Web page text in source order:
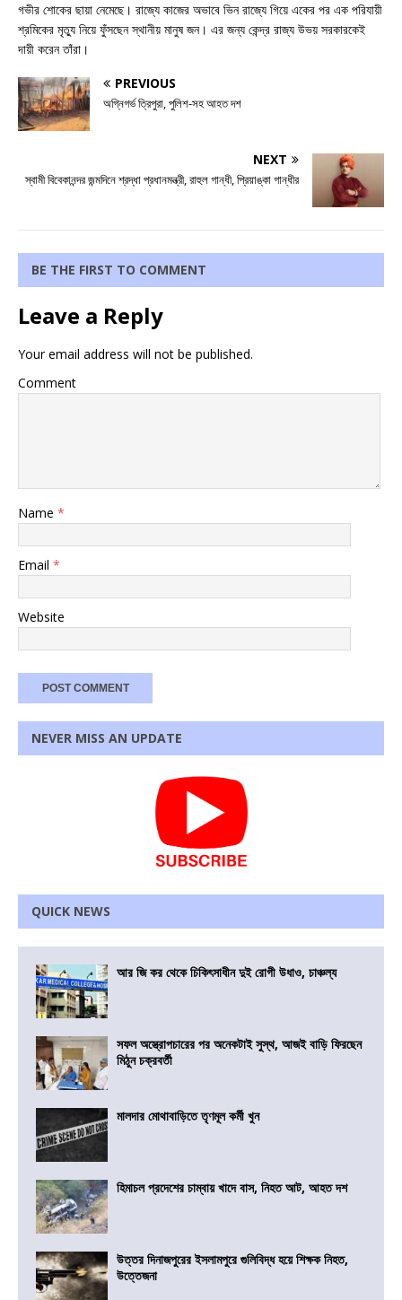
গভীর শোকের ছায়া নেমেছে। রাজ্যে কাজের অভাবে ভিন রাজ্যে গিয়ে একের পর এক পরিযায়ী
শ্রমিকের মৃত্যু নিয়ে ফুঁসছেন স্থানীয় মানুষ জন। এর জন্য কেন্দ্র রাজ্য উভয় সরকারকেই
দায়ী করেন তাঁরা।
PREVIOUS
অগ্নিগর্ভ ত্রিপুরা, পুলিশ-সহ আহত দশ
NEXT
স্বামী বিবেকানন্দর জন্মদিনে শ্রদ্ধা প্রধানমন্ত্রী, রাহুল গান্ধী, প্রিয়াঙ্কা গান্ধীর
BE THE FIRST TO COMMENT
Leave a Reply
Your email address will not be published.
Comment
Name *
Email *
Website
NEVER MISS AN UPDATE
QUICK NEWS
আর জি কর থেকে চিকিৎসাধীন দুই রোগী উধাও, চাঞ্চল্য
সফল অস্ত্রোপচারের পর অনেকটাই সুস্থ, আজই বাড়ি ফিরছেন
মিঠুন চক্রবর্তী
মালদার মোথাবাড়িতে তৃণমূল কর্মী খুন
হিমাচল প্রদেশের চাম্বায় খাদে বাস, নিহত আট, আহত দশ
উত্তর দিনাজপুরের ইসলামপুরে গুলিবিদ্ধ হয়ে শিক্ষক নিহত,
উত্তেজনা